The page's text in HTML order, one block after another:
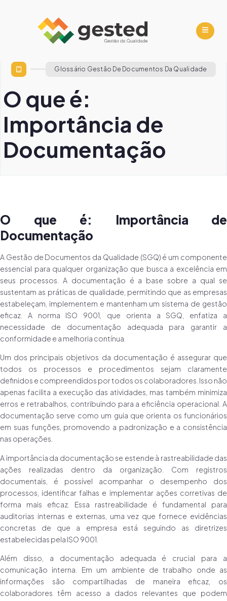
Glossário Gestão De Documentos Da Qualidade
O que é:
Importância de
Documentação
O que é: Importância de
Documentação
A Gestão de Documentos da Qualidade (SGQ) é um componente
essencial para qualquer organização que busca a excelência em
seus processos. A documentação é a base sobre a qual se
sustentam as práticas de qualidade, permitindo que as empresas
estabeleçam, implementem e mantenham um sistema de gestão
eficaz. A norma ISO 9001, que orienta a SGQ, enfatiza a
necessidade de documentação adequada para garantir a
conformidade e a melhoria contínua.
Um dos principais objetivos da documentação é assegurar que
todos os processos e procedimentos sejam claramente
definidos e compreendidos por todos os colaboradores. Isso não
apenas facilita a execução das atividades, mas também minimiza
erros e retrabalhos, contribuindo para a eficiência operacional. A
documentação serve como um guia que orienta os funcionários
em suas funções, promovendo a padronização e a consistência
nas operações.
A importância da documentação se estende à rastreabilidade das
ações realizadas dentro da organização. Com registros
documentais, é possível acompanhar o desempenho dos
processos, identificar falhas e implementar ações corretivas de
forma mais eficaz. Essa rastreabilidade é fundamental para
auditorias internas e externas, uma vez que fornece evidências
concretas de que a empresa está seguindo as diretrizes
estabelecidas pela ISO 9001.
Além disso, a documentação adequada é crucial para a
comunicação interna. Em um ambiente de trabalho onde as
informações são compartilhadas de maneira eficaz, os
colaboradores têm acesso a dados relevantes que podem